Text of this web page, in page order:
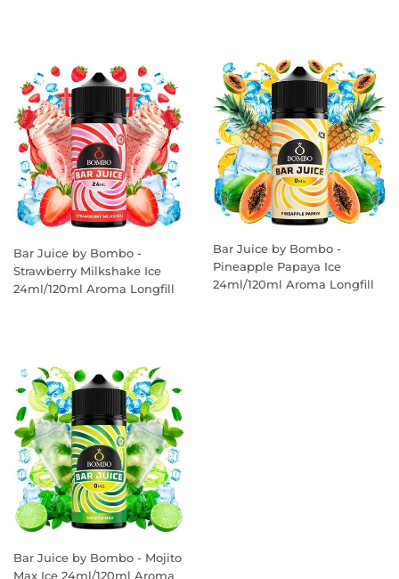
Bar Juice by Bombo -
Strawberry Milkshake Ice
24ml/120ml Aroma Longfill
Bar Juice by Bombo -
Pineapple Papaya Ice
24ml/120ml Aroma Longfill
Bar Juice by Bombo - Mojito
Max Ice 24ml/120ml Aroma